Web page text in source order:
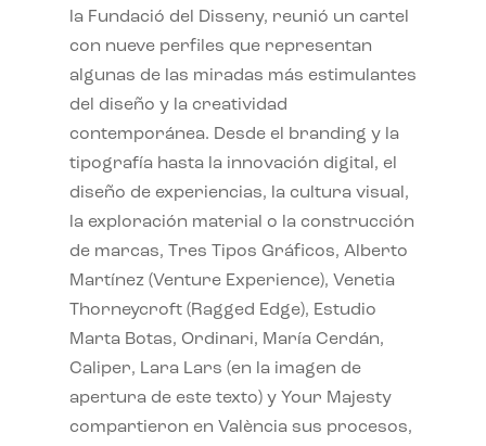
la Fundació del Disseny, reunió un cartel
con nueve perfiles que representan
algunas de las miradas más estimulantes
del diseño y la creatividad
contemporánea. Desde el branding y la
tipografía hasta la innovación digital, el
diseño de experiencias, la cultura visual,
la exploración material o la construcción
de marcas, Tres Tipos Gráficos, Alberto
Martínez (Venture Experience), Venetia
Thorneycroft (Ragged Edge), Estudio
Marta Botas, Ordinari, María Cerdán,
Caliper, Lara Lars (en la imagen de
apertura de este texto) y Your Majesty
compartieron en València sus procesos,